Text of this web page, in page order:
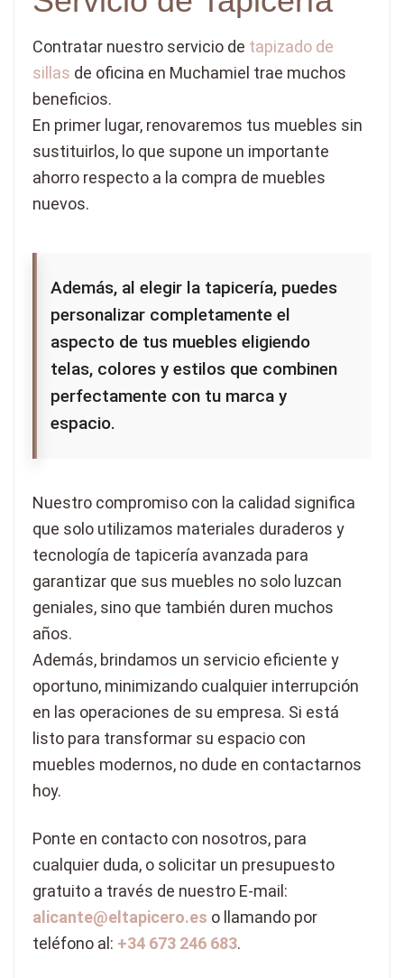
Contratar nuestro servicio de tapizado de
sillas de oficina en Muchamiel trae muchos
beneficios.
En primer lugar, renovaremos tus muebles sin
sustituirlos, lo que supone un importante
ahorro respecto a la compra de muebles
nuevos.
Además, al elegir la tapicería, puedes
personalizar completamente el
aspecto de tus muebles eligiendo
telas, colores y estilos que combinen
perfectamente con tu marca y
espacio.
Nuestro compromiso con la calidad significa
que solo utilizamos materiales duraderos y
tecnología de tapicería avanzada para
garantizar que sus muebles no solo luzcan
geniales, sino que también duren muchos
años.
Además, brindamos un servicio eficiente y
oportuno, minimizando cualquier interrupción
en las operaciones de su empresa. Si está
listo para transformar su espacio con
muebles modernos, no dude en contactarnos
hoy.
Ponte en contacto con nosotros, para
cualquier duda, o solicitar un presupuesto
gratuito a través de nuestro E-mail:
alicante@eltapicero.es o llamando por
teléfono al: +34 673 246 683.